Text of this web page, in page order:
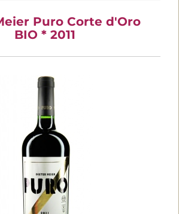
Puro Corte d'Oro
BIO * 2011